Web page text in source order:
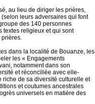
au lieu de diriger les prières,
leurs adversaires qui font
des 140 personnes
textes religieux et qui sont
prières.
dans la localité de Bouanze, les
les « Engagements
notamment dans son
et réconciliée avec elle-
de sa diversité culturelle et
et coutumes ancestrales
universels en matière des